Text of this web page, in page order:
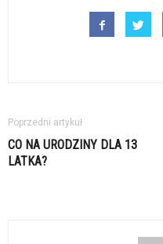
Poprzedni artykuł
CO NA URODZINY DLA 13
LATKA?